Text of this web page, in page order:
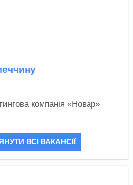
компанія «Новар»
ВСІ ВАКАНСІЇ